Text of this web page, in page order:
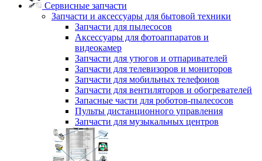
Сервисные запчасти
Запчасти и аксессуары для бытовой техники
Запчасти для пылесосов
Аксессуары для фотоаппаратов и
видеокамер
Запчасти для утюгов и отпаривателей
Запчасти для телевизоров и мониторов
Запчасти для мобильных телефонов
Запчасти для вентиляторов и обогревателей
Запасные части для роботов-пылесосов
Пульты дистанционного управления
Запчасти для музыкальных центров